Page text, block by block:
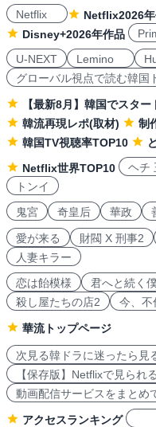
Netflix
Netflix2026
Disney+2026年作品
U-NEXT
Lemino
グローバル視点で読む韓国
【最新8月】韓国でスタ
韓流再現レポ(取材)
制
韓国TV視聴率TOP10
Netflix世界TOP10
ヘチ
トンイ
鬼宮
奇皇后 華政
愛が来る 財閥 X 刑事2
人妻キラー
恋は飴模様
君へと続く
殺し屋たちの店2
今、不
華流トップページ
次見る韓ドラに迷ったら見
【保存版】Netflixで見られ
動画配信サービスをまとめ
アクセスランキング